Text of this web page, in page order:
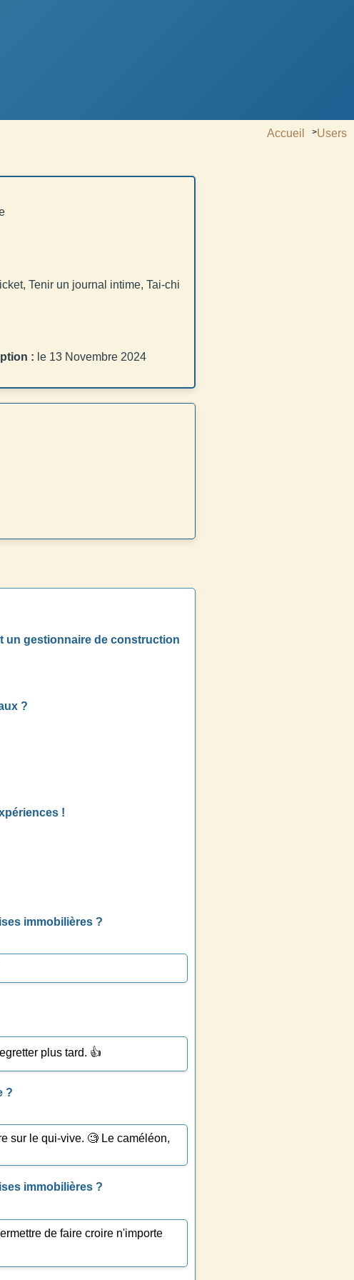
Accueil >Users
Tenir un journal intime, Tai-chi
: le 13 Novembre 2024
un gestionnaire de construction
?
!
immobilières ?
plus tard. 👍
?
sur le qui-vive. 🧐 Le caméléon,
immobilières ?
de faire croire n'importe